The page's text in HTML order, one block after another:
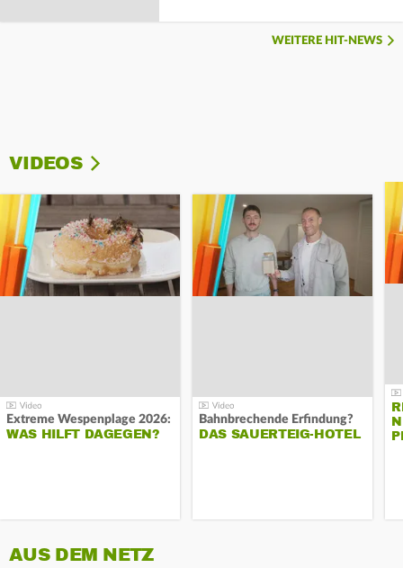
WEITERE HIT-NEWS
VIDEOS
Extreme Wespenplage 2026:
WAS HILFT DAGEGEN?
Bahnbrechende Erfindung?
DAS SAUERTEIG-HOTEL
AUS DEM NETZ